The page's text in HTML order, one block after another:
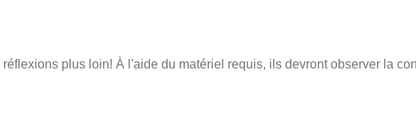
plus loin! À l'aide du matériel requis, ils devront observer la